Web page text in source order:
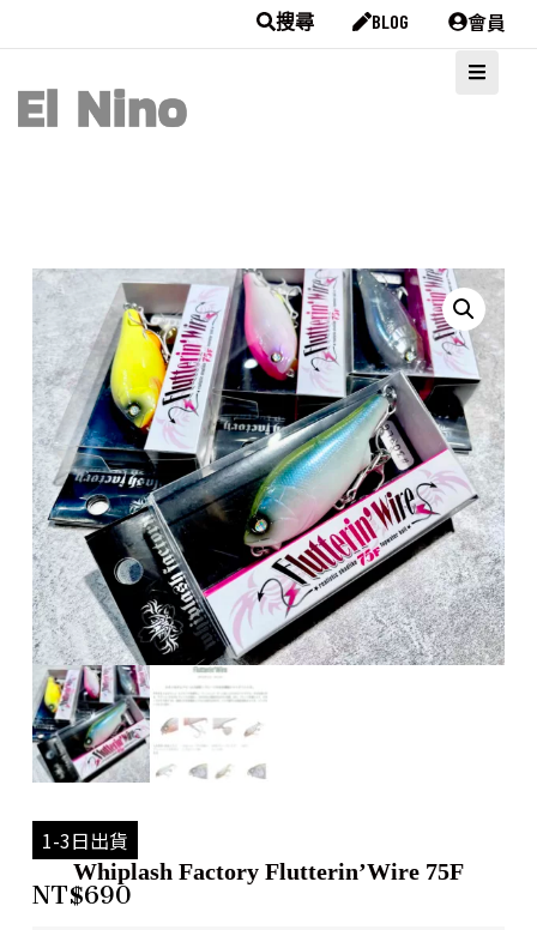
搜尋 BLOG 會員
1-3日出貨
Whiplash Factory Flutterin’Wire 75F
NT$690